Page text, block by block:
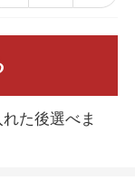
た後選べま